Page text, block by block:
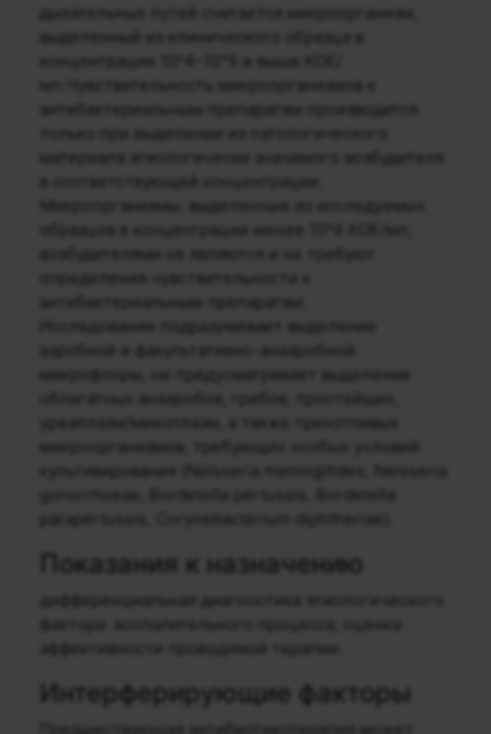
дыхательных путей считается микроорганизм,
мл.Чувствительность микроорганизмов к
антибактериальным препаратам производится
в соответствующей концентрации.
Микроорганизмы, выделенные из исследуемых
образцов в концентрации менее 10^4 КОЕ/мл,
возбудителями не являются и не требуют
антибактериальным препаратам.
Исследование подразумевает выделение
аэробной и факультативно-анаэробной
микрофлоры, не предусматривает выделение
облигатных анаэробов, грибов, простейших,
уреаплазм/микоплазм, а также прихотливых
микроорганизмов, требующих особых условий
культивирования (Neisseria meningitides, Neisseria
gonorrhoeae, Bordetella pertussis, Bordetella
parapertussis, Corynebacterium diphtheriae).
Показания к назначению
фактора воспалительного процесса; оценка
Интерферирующие факторы
Предшествующая антибиотикотерапия может